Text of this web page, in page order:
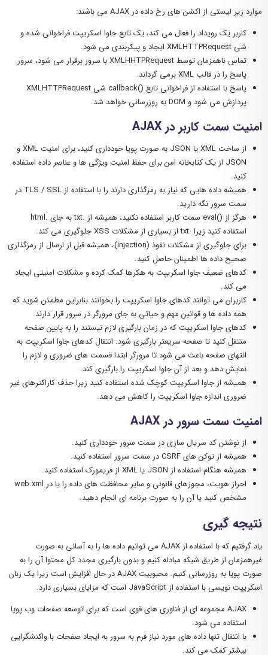
موارد زیر لیستی از اکشن های رخ داده در AJAX می باشند:
کاربر یک رویداد را فعال می کند، یک تابع جاوا اسکریپت فراخوانی شده و
شی XMLHTTPRequest ایجاد و پیکربندی می شود.
تماس ناهمزمان توسط XMLHHTPRequest با سرور برقرار می شود، سرور
پاسخ را در قالب XML برمی گرداند.
پاسخ با استفاده از فراخوانی تابع ()callback شی XMLHTTPRequest
پردازش می شود و DOM به روزرسانی خواهد شد.
امنیت سمت کاربر در AJAX
از ساخت XML یا JSON به صورت پویا خودداری کنید، برای امنیت XML و
JSON از یک کتابخانه امن برای حفظ امنیت ویژگی ها و عناصر داده استفاده
کنید.
همیشه داده هایی که نیاز به رمزگذاری دارند را با استفاده از TLS / SSL در
سمت سرور نگه دارید.
هرگز از ()eval سمت کاربر استفاده نکنید، همیشه از .txt به جای .html
استفاده کنید زیرا .txt از بسیاری از مشکلات XSS جلوگیری می کند.
برای جلوگیری از مشکلات نفوذ (injection)، همیشه قبل از ارسال از رمزگذاری
صحیح داده ها اطمینان حاصل کنید.
کدهای ضعیف جاوا اسکریپت به هکرها کمک کرده و مشکلات امنیتی ایجاد
می کند.
کاربران می توانند کدهای جاوا اسکریپت را بخوانند بنابراین مطمئن شوید که
همه داده ها و قوانین مهم و حیاتی به جای مرورگر در سرور قرار دارند.
کدهای جاوا اسکریپت که در زمان بارگیری لازم نیستند را به پایین صفحه
منتقل کنید تا صفحه سریعتر بارگیری شود. انتقال کدهای جاوا اسکریپت به
انتهای صفحه باعث می شود تا مرورگر ابتدا قسمت های ضروری و لازم را
نمایش دهد و بعد از آن جاوا اسکریپت را بارگیری کند.
همیشه از جاوا اسکریپت کوچک شده استفاده کنید زیرا حذف کاراکترهای غیر
ضروری اندازه جاوا اسکریپت را کاهش می دهد.
امنیت سمت سرور در AJAX
از نوشتن کد سریال سازی در سمت سرور خودداری کنید.
همیشه از توکن های CSRF در سمت سرور استفاده کنید.
همیشه هنگام استفاده از JSON یا XML از فریمورک استفاده کنید.
احراز هویت، مجوزهای قانونی و سایر محافظت های داده را یا در web.xml
مشخص کنید یا آن را به صورت برنامه ای انجام دهید.
نتیجه گیری
یاد گرفتیم که با استفاده از AJAX می توانیم داده ها را به آسانی به صورت
غیرهمزمان از طریق شبکه مبادله کنیم و بدون بارگیری مجدد کل محتوا آن را به
صورت پویا به روزرسانی کنیم. محبوبیت AJAX در حال افزایش است زیرا یک زبان
اسکریپت نویسی با استفاده از JavaScript است که مزایای بسیاری دارد.
AJAX مجموعه ای از فناوری های قوی است که برای توسعه صفحات وب پویا
استفاده می شود.
با انتقال تنها داده های مورد نیاز فرم به سرور به ایجاد صفحات با واکنشگرایی
بیشتر کمک می کند.